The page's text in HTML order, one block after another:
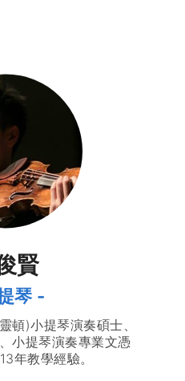
賢
琴 -
頓)小提琴演奏碩士、
小提琴演奏專業文憑
年教學經驗。